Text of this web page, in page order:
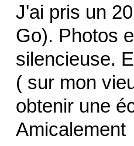
J'ai pris un
Go). Photos
silencieuse.
( sur mon
obtenir une
Amicalement